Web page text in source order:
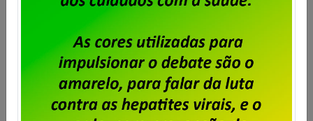
2001/2002
2000/2001
1999/2000